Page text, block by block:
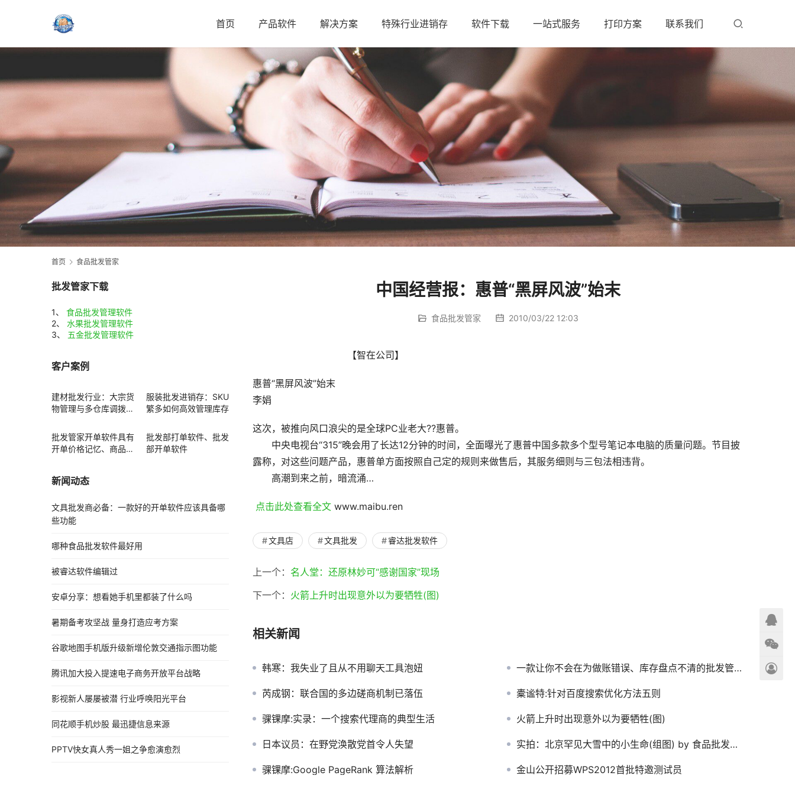
首页 产品软件 解决方案 特殊行业进销存 软件下载 一站式服务 打印方案 联系我们
首页 食品批发管家
中国经营报：惠普“黑屏风波”始末
食品批发管家 2010/03/22 12:03
				【智在公司】
惠普“黑屏风波”始末
李娟
这次，被推向风口浪尖的是全球PC业老大??惠普。
中央电视台“315”晚会用了长达12分钟的时间，全面曝光了惠普中国多款多个型号笔记本电脑的质量问题。节目披
露称，对这些问题产品，惠普单方面按照自己定的规则来做售后，其服务细则与三包法相违背。
高潮到来之前，暗流涌…
点击此处查看全文 www.maibu.ren
文具店 文具批发 睿达批发软件
上一个： 名人堂：还原林妙可“感谢国家”现场
下一个： 火箭上升时出现意外以为要牺牲(图)
相关新闻
韩寒：我失业了且从不用聊天工具泡妞 一款让你不会在为做账错误、库存盘点不清的批发管理软件
芮成钢：联合国的多边磋商机制已落伍 橐谧特:针对百度搜索优化方法五则
骒锞摩:实录：一个搜索代理商的典型生活 火箭上升时出现意外以为要牺牲(图)
日本议员：在野党涣散党首令人失望 实拍：北京罕见大雪中的小生命(组图) by 食品批发软件
骒锞摩:Google PageRank 算法解析 金山公开招募WPS2012首批特邀测试员
批发管家下载
1、 食品批发管理软件
2、 水果批发管理软件
3、 五金批发管理软件
客户案例
建材批发行业：大宗货
物管理与多仓库调拨方
服装批发进销存：SKU
繁多如何高效管理库存
批发管家开单软件具有
开单价格记忆、商品赠
批发部打单软件、批发
部开单软件
新闻动态
文具批发商必备：一款好的开单软件应该具备哪
些功能
哪种食品批发软件最好用
被睿达软件编辑过
安卓分享：想看她手机里都装了什么吗
暑期备考攻坚战 量身打造应考方案
谷歌地图手机版升级新增伦敦交通指示图功能
腾讯加大投入提速电子商务开放平台战略
影视新人屡屡被潜 行业呼唤阳光平台
同花顺手机炒股 最迅捷信息来源
PPTV快女真人秀一姐之争愈演愈烈